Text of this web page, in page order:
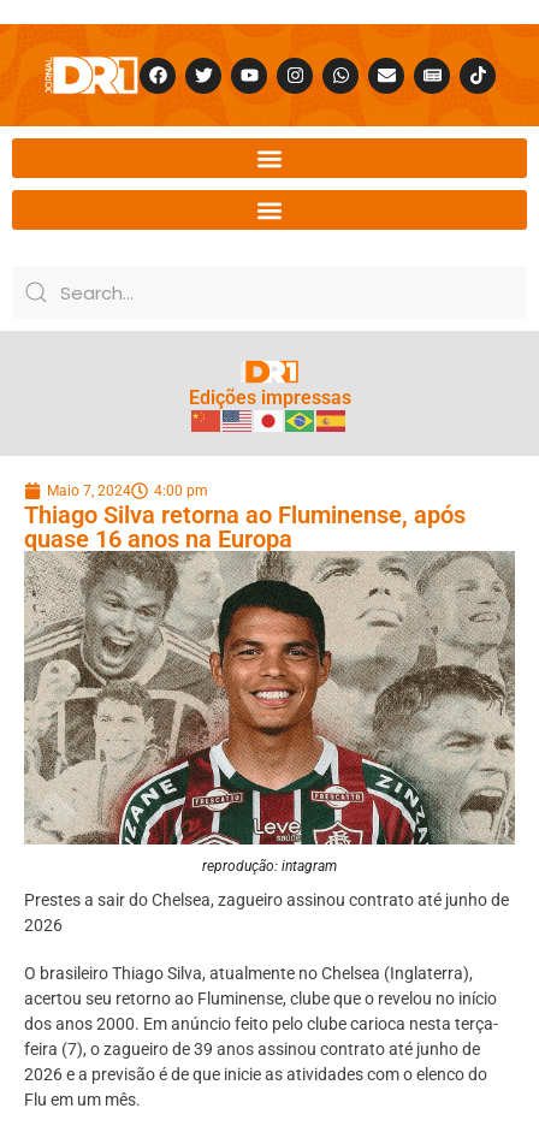
Edições impressas
Maio 7, 2024 4:00 pm
Thiago Silva retorna ao Fluminense, após
quase 16 anos na Europa
reprodução: intagram
Prestes a sair do Chelsea, zagueiro assinou contrato até junho de
2026
O brasileiro Thiago Silva, atualmente no Chelsea (Inglaterra),
acertou seu retorno ao Fluminense, clube que o revelou no início
dos anos 2000. Em anúncio feito pelo clube carioca nesta terça-
feira (7), o zagueiro de 39 anos assinou contrato até junho de
2026 e a previsão é de que inicie as atividades com o elenco do
Flu em um mês.